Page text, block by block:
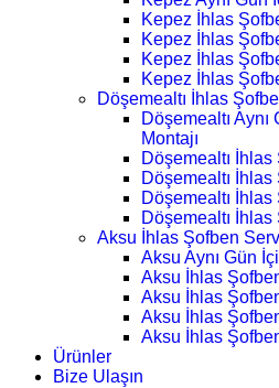
Kepez İhlas
Kepez İhlas
Kepez İhlas
Kepez İhlas
Döşemealtı İhlas
Döşemealtı
Montajı
Döşemealtı
Döşemealtı İhlas
Döşemealtı
Döşemealtı
Aksu İhlas Şofben
Aksu Aynı Gün
Aksu İhlas
Aksu İhlas
Aksu İhlas
Aksu İhlas
Ürünler
Bize Ulaşın